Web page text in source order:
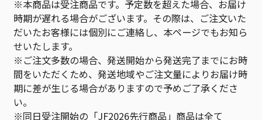
※本商品は受注商品です。予定数を超えた場合、お届け
時期が遅れる場合がございます。その際は、ご注文いた
だいたお客様には個別にご連絡し、本ページでもお知ら
せいたします。
※ご注文多数の場合、発送開始から発送完了までにお時
間をいただくため、発送地域やご注文量によりお届け時
期に差が生じる場合がありますので予めご了承くださ
い。
※同日受注開始の「JF2026先行商品」商品は全て